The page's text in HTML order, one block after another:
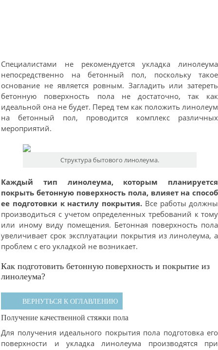
Специалистами не рекомендуется укладка линолеума
непосредственно на бетонный пол, поскольку такое
основание не является ровным. Загладить или затереть
бетонную поверхность пола не достаточно, так как
идеальной она не будет. Перед тем как положить линолеум
на бетонный пол, проводится комплекс различных
мероприятий.
Структура бытового линолеума.
Каждый тип линолеума, которым планируется
покрыть бетонную поверхность пола, влияет на способ
ее подготовки к настилу покрытия. Все работы должны
производиться с учетом определенных требований к тому
или иному виду помещения. Бетонная поверхность пола
увеличивает срок эксплуатации покрытия из линолеума, а
проблем с его укладкой не возникает.
Как подготовить бетонную поверхность и покрытие из
линолеума?
ВЕРНУТЬСЯ К ОГЛАВЛЕНИЮ
Получение качественной стяжки пола
Для получения идеального покрытия пола подготовка его
поверхности и укладка линолеума производятся при